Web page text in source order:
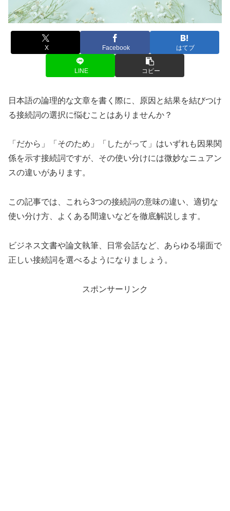
X Facebook はてブ
LINE コピー
日本語の論理的な文章を書く際に、原因と結果を結びつけ
る接続詞の選択に悩むことはありませんか？
「だから」「そのため」「したがって」はいずれも因果関
係を示す接続詞ですが、その使い分けには微妙なニュアン
スの違いがあります。
この記事では、これら3つの接続詞の意味の違い、適切な
使い分け方、よくある間違いなどを徹底解説します。
ビジネス文書や論文執筆、日常会話など、あらゆる場面で
正しい接続詞を選べるようになりましょう。
スポンサーリンク